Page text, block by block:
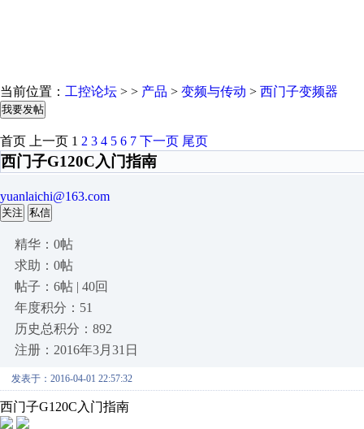
当前位置： 工控论坛 > > 产品 > 变频与传动 > 西门子变频器
我要发帖
首页 上一页 1 2 3 4 5 6 7 下一页 尾页
西门子G120C入门指南
yuanlaichi@163.com
关注 私信
精华：0帖
求助：0帖
帖子：6帖 | 40回
年度积分：51
历史总积分：892
注册：2016年3月31日
发表于：2016-04-01 22:57:32
西门子G120C入门指南